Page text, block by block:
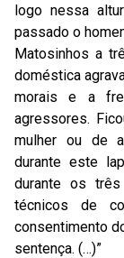
logo nessa
passado o
Matosinhos a
doméstica
morais e a
agressores.
mulher ou de
durante este
durante os
técnicos de
consentimento
sentença. (…)”